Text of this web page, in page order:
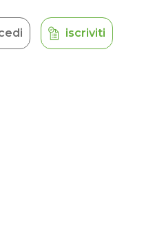
iscriviti